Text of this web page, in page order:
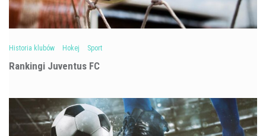
Historia klubów Hokej Sport
Rankingi Juventus FC